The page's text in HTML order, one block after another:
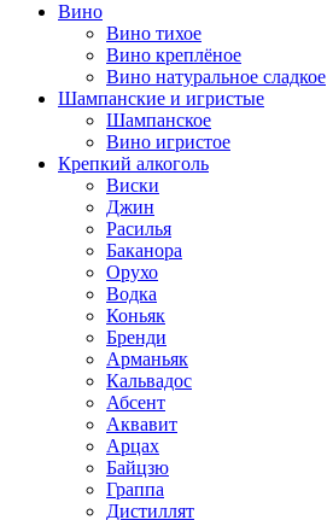
Вино
Вино тихое
Вино креплёное
Вино натуральное сладкое
Шампанские и игристые
Шампанское
Вино игристое
Крепкий алкоголь
Виски
Джин
Расилья
Баканора
Орухо
Водка
Коньяк
Бренди
Арманьяк
Кальвадос
Абсент
Аквавит
Арцах
Байцзю
Граппа
Дистиллят